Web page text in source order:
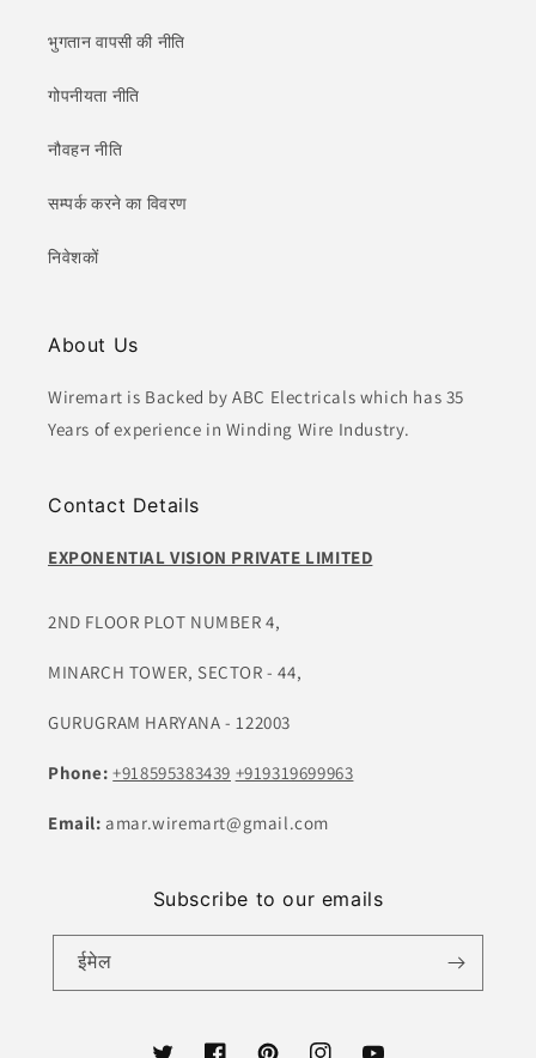
भुगतान वापसी की नीति
गोपनीयता नीति
नौवहन नीति
सम्पर्क करने का विवरण
निवेशकों
About Us
Wiremart is Backed by ABC Electricals which has 35
Years of experience in Winding Wire Industry.
Contact Details
EXPONENTIAL VISION PRIVATE LIMITED
2ND FLOOR PLOT NUMBER 4,
MINARCH TOWER, SECTOR - 44,
GURUGRAM HARYANA - 122003
Phone:+918595383439 +919319699963
Email:amar.wiremart@gmail.com
Subscribe to our emails
ईमेल